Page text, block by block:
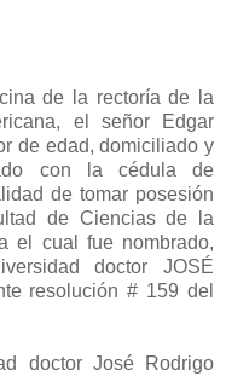
de la rectoría de la
el señor Edgar
de edad, domiciliado y
con la cédula de
de tomar posesión
de Ciencias de la
el cual fue nombrado,
doctor JOSÉ
resolución # 159 del
doctor José Rodrigo